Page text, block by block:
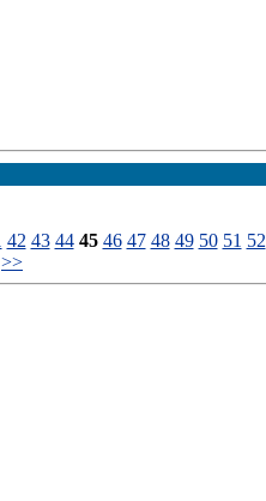
42 43 44 45 46 47 48 49 50 51 52
>>